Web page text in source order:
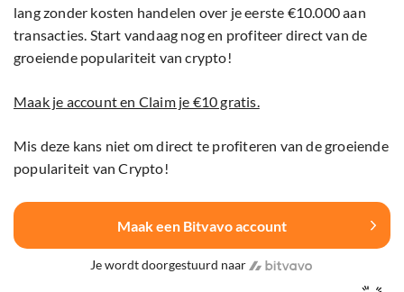
lang zonder kosten handelen over je eerste €10.000 aan
transacties. Start vandaag nog en profiteer direct van de
groeiende populariteit van crypto!
Maak je account en Claim je €10 gratis.
Mis deze kans niet om direct te profiteren van de groeiende
populariteit van Crypto!
Maak een Bitvavo account
Je wordt doorgestuurd naar